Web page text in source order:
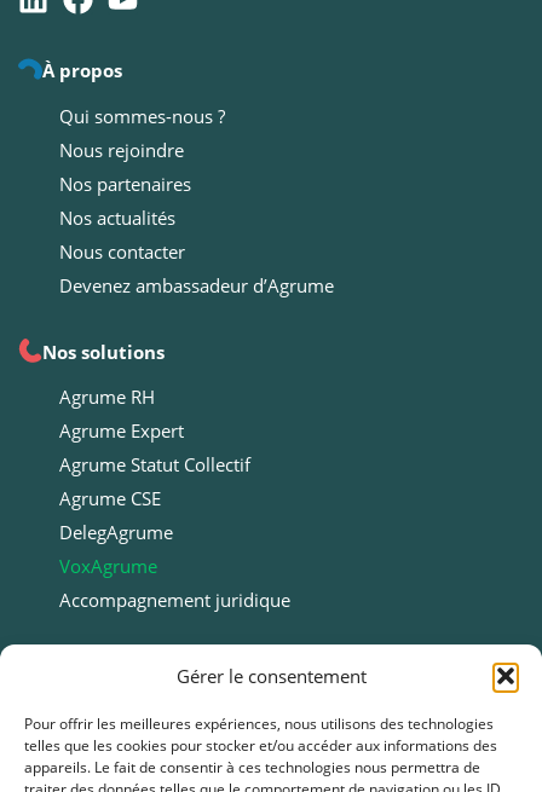
Gérer le consentement
Pour offrir les meilleures expériences, nous utilisons des technologies
telles que les cookies pour stocker et/ou accéder aux informations des
appareils. Le fait de consentir à ces technologies nous permettra de
À propos
Qui sommes-nous ?
Nous rejoindre
Nos partenaires
Nos actualités
Nous contacter
Devenez ambassadeur d’Agrume
Nos solutions
Agrume RH
Agrume Expert
Agrume Statut Collectif
Agrume CSE
DelegAgrume
VoxAgrume
Accompagnement juridique
Ressources
Webinars